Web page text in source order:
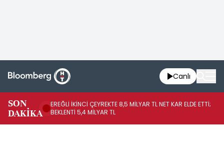
Canlı
SON
DAKİKA
EREĞLİ İKİNCİ ÇEYREKTE 8,5 MİLYAR TL NET KAR ELDE ETTİ;
BEKLENTİ 5,4 MİLYAR TL